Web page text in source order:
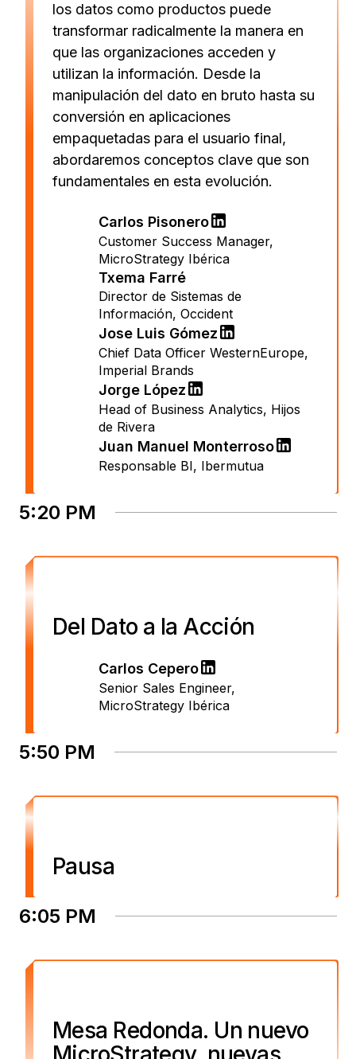
los datos como productos puede
transformar radicalmente la manera en
que las organizaciones acceden y
utilizan la información. Desde la
manipulación del dato en bruto hasta su
conversión en aplicaciones
empaquetadas para el usuario final,
abordaremos conceptos clave que son
fundamentales en esta evolución.
Carlos Pisonero
Customer Success Manager,
MicroStrategy Ibérica
Txema Farré
Director de Sistemas de
Información, Occident
Jose Luis Gómez
Chief Data Officer WesternEurope,
Imperial Brands
Jorge López
Head of Business Analytics, Hijos
de Rivera
Juan Manuel Monterroso
Responsable BI, Ibermutua
5:20 PM
Del Dato a la Acción
Carlos Cepero
Senior Sales Engineer,
MicroStrategy Ibérica
5:50 PM
Pausa
6:05 PM
Mesa Redonda. Un nuevo